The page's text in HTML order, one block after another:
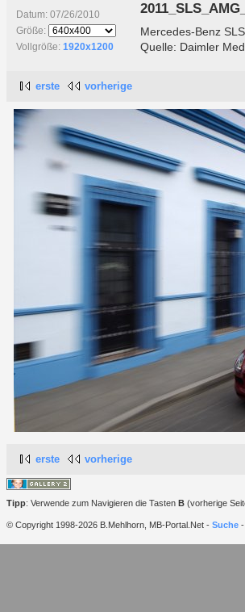
Datum: 07/26/2010
Größe:
Vollgröße: 1920x1200
Mercedes-Benz
Quelle: Daimler
erste vorherige
erste vorherige
Tipp: Verwende zum Navigieren die Tasten B (vorherige
© Copyright 1998-2026 B.Mehlhorn, MB-Portal.Net - Suche -